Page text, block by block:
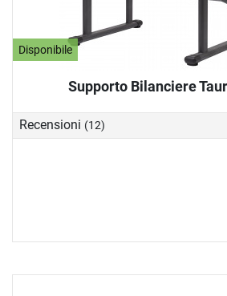
Disponibile
Supporto Bilanciere
Recensioni (12)